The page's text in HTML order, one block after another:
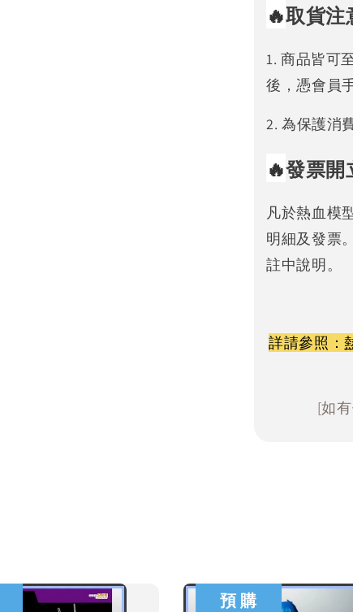
🔥取貨注
1. 商品皆可
後，憑會員
2. 為保護消
🔥發票開
凡於熱血模
明細及發票
註中說明。
詳請參照：
[如
預 購